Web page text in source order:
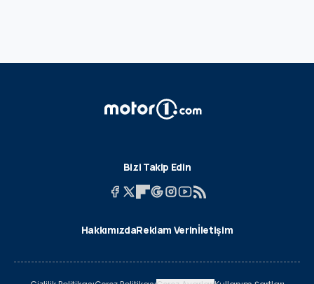
Bizi Takip Edin
HakkımızdaReklam Verinİletişim